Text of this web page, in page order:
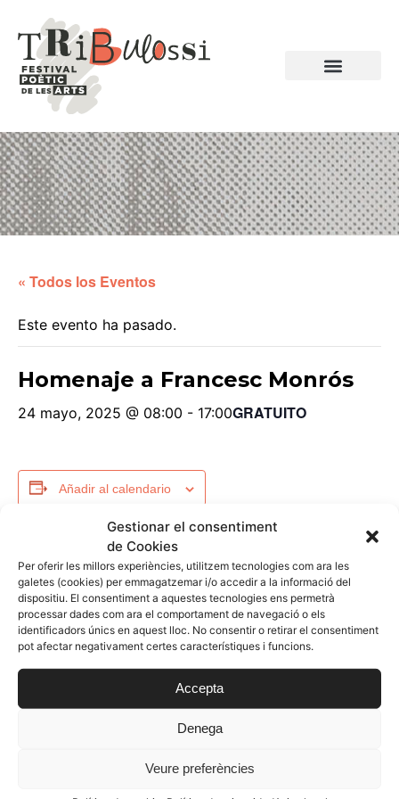
Gestionar el consentiment
de Cookies
Per oferir les millors experiències, utilitzem tecnologies com ara les
galetes (cookies) per emmagatzemar i/o accedir a la informació del
dispositiu. El consentiment a aquestes tecnologies ens permetrà
processar dades com ara el comportament de navegació o els
identificadors únics en aquest lloc. No consentir o retirar el consentiment
pot afectar negativament certes característiques i funcions.
Accepta
Denega
Veure preferències
« Todos los Eventos
Este evento ha pasado.
Homenaje a Francesc Monrós
24 mayo, 2025 @ 08:00 - 17:00GRATUITO
Añadir al calendario
DETALLES
Fecha:
24 mayo, 2025
Hora:
Gratuito